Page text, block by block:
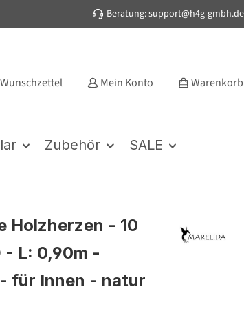
Beratung: support@h4g-gmbh.de
Wunschzettel Mein Konto Warenkorb
Zubehör SALE
Holzherzen - 10
- L: 0,90m -
für Innen - natur